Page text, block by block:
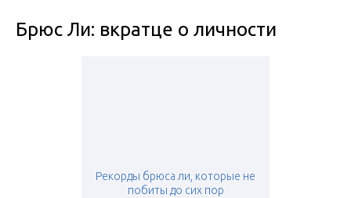
Брюс Ли: вкратце о личности
Рекорды брюса ли, которые не
побиты до сих пор